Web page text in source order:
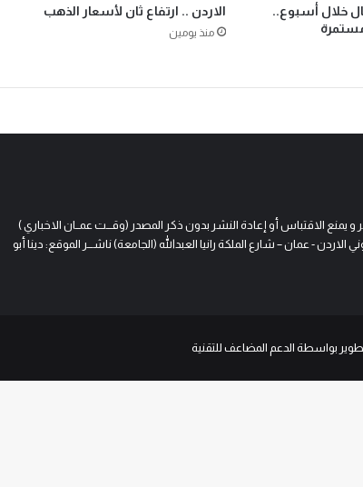
خلال أسبوع..
مستمرة
الاردن .. ارتفاع ثان لأسعار الذهب
منذ يومين
الاقتباس أو إعادة النشر بدون ذكر المصدر (وقـــت عمــان الاخباري )
- عمان – شارع الملكة رانيا العبدالله (الجامعة) ناشـــر الموقع: دينا أبو
بواسطة الدعم المضاعف للتقنية